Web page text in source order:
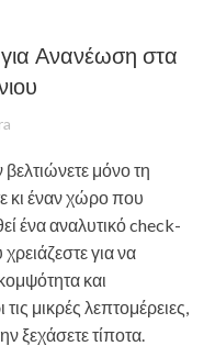
Ανανέωση στα
μόνο τη
κι έναν χώρο που
ένα αναλυτικό check-
για να
και
μικρές λεπτομέρειες,
ξεχάσετε τίποτα.